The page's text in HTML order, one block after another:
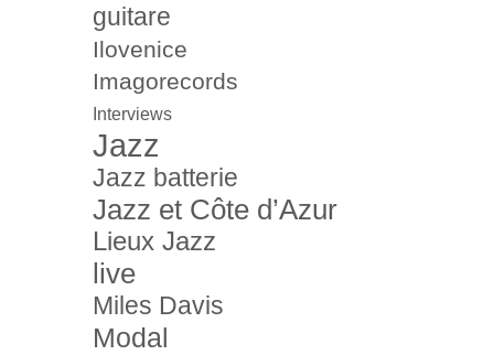
guitare
Ilovenice
Imagorecords
Interviews
Jazz
Jazz batterie
Jazz et Côte d’Azur
Lieux Jazz
live
Miles Davis
Modal